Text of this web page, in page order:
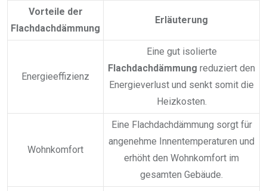
Vorteile der
Flachdachdämmung
Erläuterung
Energieeffizienz
Eine gut isolierte
Flachdachdämmung reduziert den
Energieverlust und senkt somit die
Heizkosten.
Wohnkomfort
Eine Flachdachdämmung sorgt für
angenehme Innentemperaturen und
erhöht den Wohnkomfort im
gesamten Gebäude.